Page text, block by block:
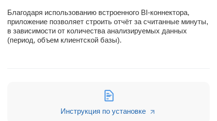
Благодаря использованию встроенного BI-коннектора,
приложение позволяет строить отчёт за считанные минуты,
в зависимости от количества анализируемых данных
(период, объем клиентской базы).
Инструкция по установке